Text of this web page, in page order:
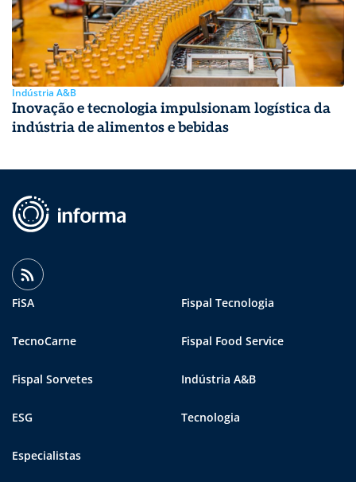
Indústria A&B
Inovação e tecnologia impulsionam logística da
indústria de alimentos e bebidas
FiSA Fispal Tecnologia
TecnoCarne Fispal Food Service
Fispal Sorvetes Indústria A&B
ESG Tecnologia
Especialistas